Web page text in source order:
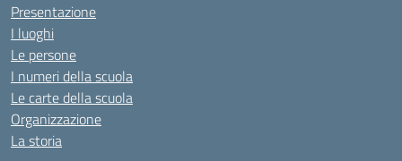
Presentazione
I luoghi
Le persone
I numeri della scuola
Le carte della scuola
Organizzazione
La storia